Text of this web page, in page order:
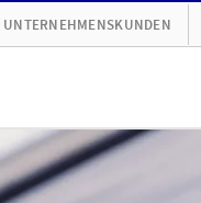
UNTERNEHMENSKUNDEN